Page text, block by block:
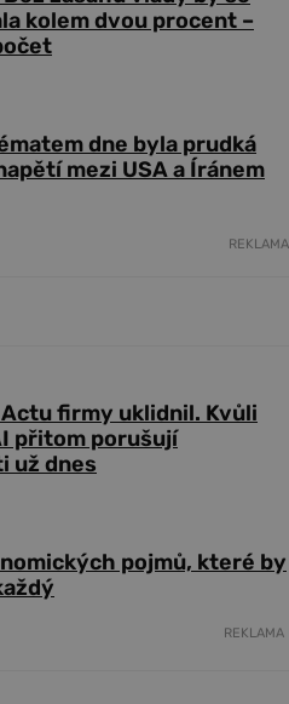
kolem dvou procent –
dne byla prudká
mezi USA a Íránem
REKLAMA
Actu firmy uklidnil. Kvůli
přitom porušují
už dnes
pojmů, které by
REKLAMA